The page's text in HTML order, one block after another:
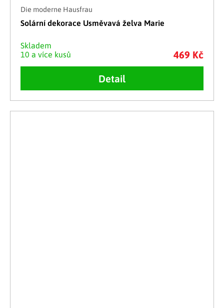
Die moderne Hausfrau
Solární dekorace Usměvavá želva Marie
Skladem
10 a více kusů
469 Kč
Detail